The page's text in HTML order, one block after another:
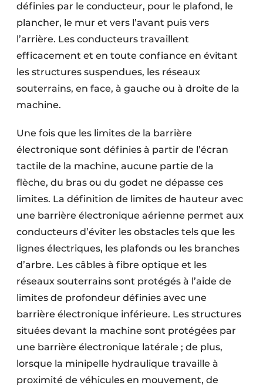
définies par le conducteur, pour le plafond, le
plancher, le mur et vers l’avant puis vers
l’arrière. Les conducteurs travaillent
efficacement et en toute confiance en évitant
les structures suspendues, les réseaux
souterrains, en face, à gauche ou à droite de la
machine.
Une fois que les limites de la barrière
électronique sont définies à partir de l’écran
tactile de la machine, aucune partie de la
flèche, du bras ou du godet ne dépasse ces
limites. La définition de limites de hauteur avec
une barrière électronique aérienne permet aux
conducteurs d’éviter les obstacles tels que les
lignes électriques, les plafonds ou les branches
d’arbre. Les câbles à fibre optique et les
réseaux souterrains sont protégés à l’aide de
limites de profondeur définies avec une
barrière électronique inférieure. Les structures
situées devant la machine sont protégées par
une barrière électronique latérale ; de plus,
lorsque la minipelle hydraulique travaille à
proximité de véhicules en mouvement, de